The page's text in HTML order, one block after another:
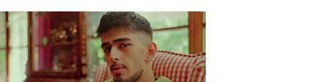
escritora nacional de Bangladesh
(1880-1932), no que narra a súa
historia persoal e a de Ladyland, un
mundo utópico gobernado por